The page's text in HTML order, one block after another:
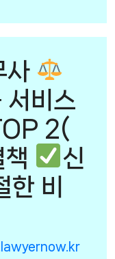
사
비스
2(
신
한 비